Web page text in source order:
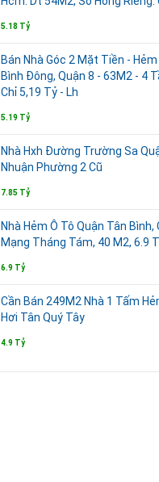
5.18 Tỷ
Bán Nhà Góc 2 Mặt Tiền - Hẻm
Bình Đông, Quận 8 - 63M2 - 4
Chỉ 5,19 Tỷ - Lh
5.19 Tỷ
Nhà Hxh Đường Trường Sa
Nhuận Phường 2 Cũ
7.85 Tỷ
Nhà Hẻm Ô Tô Quận Tân Bình,
Mạng Tháng Tám, 40 M2, 6.9
6.9 Tỷ
Cần Bán 249M2 Nhà 1 Tấm
Hơi Tân Quý Tây
4.9 Tỷ